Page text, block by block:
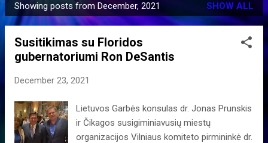
P
o
Showing posts from December, 2021 SHOW ALL
Susitikimas su Floridos
gubernatoriumi Ron DeSantis
December 23, 2021
Lietuvos Garbės konsulas dr. Jonas Prunskis
ir Čikagos susigiminiavusių miestų
organizacijos Vilniaus komiteto pirmininkė dr.